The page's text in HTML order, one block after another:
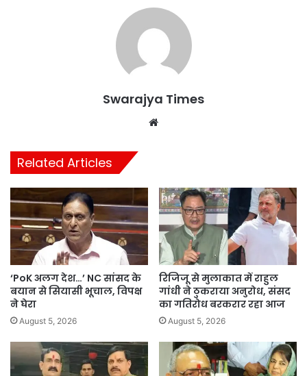
Swarajya Times
Related Articles
‘PoK अलग देश…’ NC सांसद के
बयान से सियासी भूचाल, विपक्ष
ने घेरा
August 5, 2026
रिजिजू से मुलाकात में राहुल
गांधी ने ठुकराया अनुरोध, संसद
का गतिरोध बरकरार रहा आज
August 5, 2026